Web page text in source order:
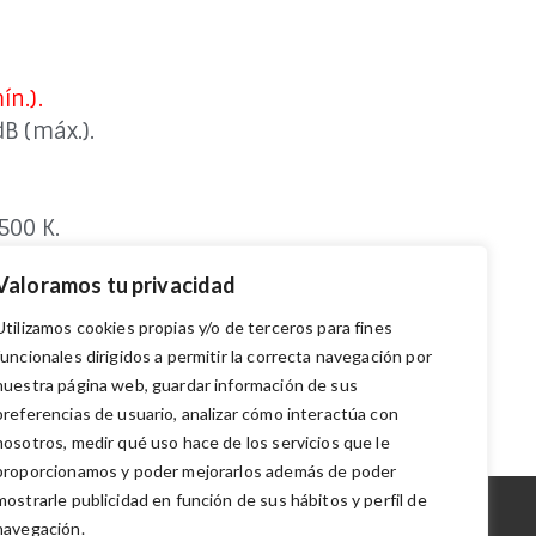
tu privacidad
cookies propias y/o de terceros para fines
dirigidos a permitir la correcta navegación por
página web, guardar información de sus
de usuario, analizar cómo interactúa con
medir qué uso hace de los servicios que le
y poder mejorarlos además de poder
publicidad en función de sus hábitos y perfil de
(máx.).
K.
prolongador.